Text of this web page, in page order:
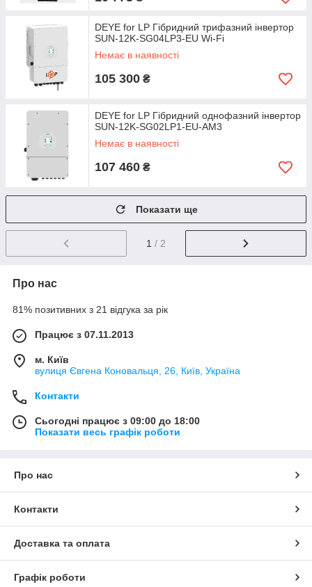
DEYE for LP Гібридний трифазний інвертор
SUN-12K-SG04LP3-EU Wi-Fi
Немає в наявності
105 300 ₴
DEYE for LP Гібридний однофазний інвертор
SUN-12K-SG02LP1-EU-AM3
Немає в наявності
107 460 ₴
Показати ще
1 / 2
Про нас
81% позитивних з 21 відгука за рік
Працює з 07.11.2013
м. Київ
вулиця Євгена Коновальця, 26, Київ, Україна
Контакти
Сьогодні працює з 09:00 до 18:00
Показати весь графік роботи
Про нас
Контакти
Доставка та оплата
Графік роботи